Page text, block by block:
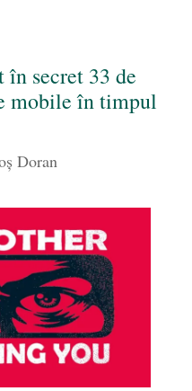
secret 33 de
mobile în timpul
Doran